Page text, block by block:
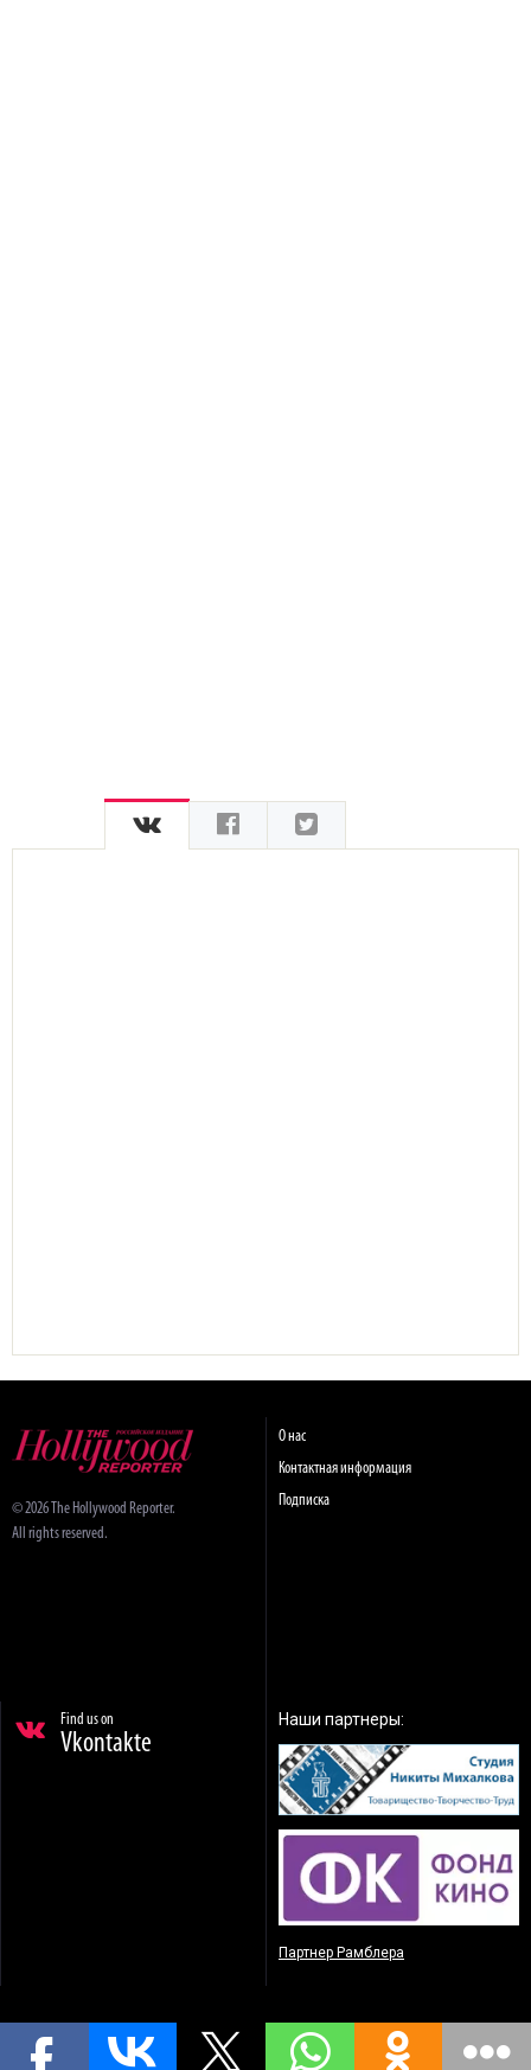
© 2026 The Hollywood Reporter.
All rights reserved.
О нас
Контактная информация
Подписка
Find us on
Vkontakte
Наши партнеры:
Партнер Рамблера